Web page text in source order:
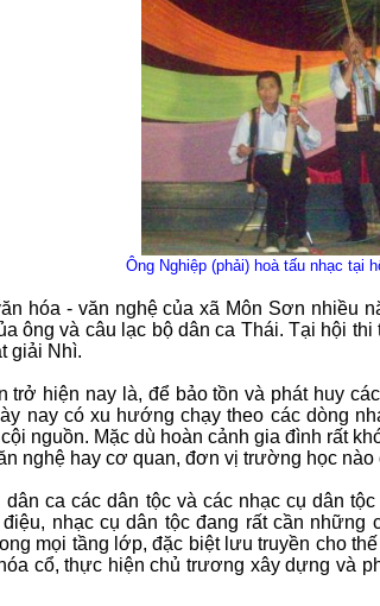
Ông Nghiệp (phải) hoà tấu nhạc tại
hóa - văn nghệ của xã Môn Sơn nhiều
ông và câu lạc bộ dân ca Thái. Tại hội
giải Nhì.
trở hiện nay là, để bảo tồn và phát huy
nay có xu hướng chạy theo các dòng
nguồn. Mặc dù hoàn cảnh gia đình rất
nghệ hay cơ quan, đơn vị trường học
dân ca các dân tộc và các nhạc cụ dân
nhạc cụ dân tộc đang rất cần
mọi tầng lớp, đặc biệt lưu truyền cho
cổ, thực hiện chủ trương xây dựng và